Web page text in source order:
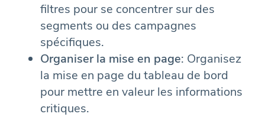
filtres pour se concentrer sur des
segments ou des campagnes
spécifiques.
Organiser la mise en page: Organisez
la mise en page du tableau de bord
pour mettre en valeur les informations
critiques.